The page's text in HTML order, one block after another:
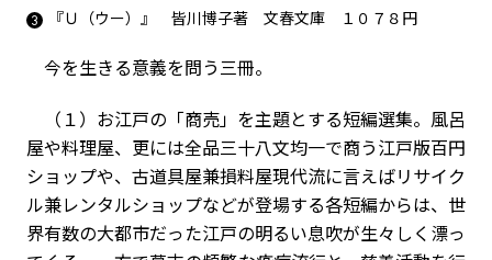
『Ｕ（ウー）』 皆川博子著 文春文庫 １０７８円
今を生きる意義を問う三冊。
（１）お江戸の「商売」を主題とする短編選集。風呂
屋や料理屋、更には全品三十八文均一で商う江戸版百円
ショップや、古道具屋兼損料屋――現代流に言えばリサイク
ル兼レンタルショップなどが登場する各短編からは、世
界有数の大都市だった江戸の明るい息吹が生々しく漂っ